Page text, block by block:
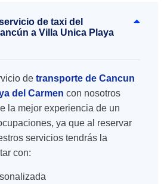
de taxi del
a Villa Unica Playa
de transporte de Cancun
del Carmen con nosotros
la mejor experiencia de un
ya que al reservar
servicios tendrás la
con: